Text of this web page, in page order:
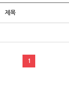
제목
1